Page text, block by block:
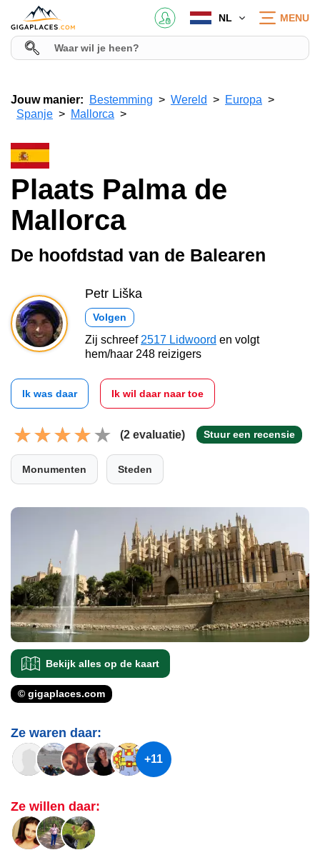
NL MENU
Jouw manier: Bestemming Wereld
Europa
Spanje
Mallorca
Plaats Palma de
Mallorca
De hoofdstad van de Balearen
Petr Liška
Volgen
Zij schreef 2517 Lidwoord en volgt
hem/haar 248 reizigers
Ik was daar Ik wil daar naar toe
(2 evaluatie) Stuur een recensie
Monumenten Steden
Bekijk alles op de kaart
© gigaplaces.com
Ze waren daar:
+11
Ze willen daar: